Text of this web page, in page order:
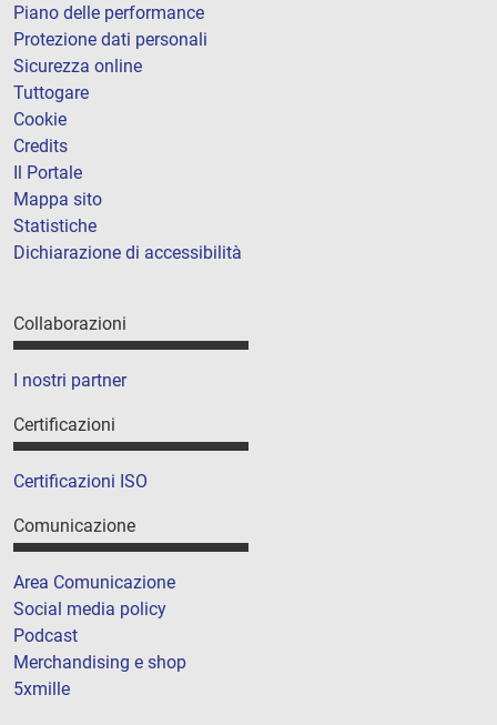
Piano delle performance
Protezione dati personali
Sicurezza online
Tuttogare
Cookie
Credits
Il Portale
Mappa sito
Statistiche
Dichiarazione di accessibilità
Collaborazioni
I nostri partner
Certificazioni
Certificazioni ISO
Comunicazione
Area Comunicazione
Social media policy
Podcast
Merchandising e shop
5xmille